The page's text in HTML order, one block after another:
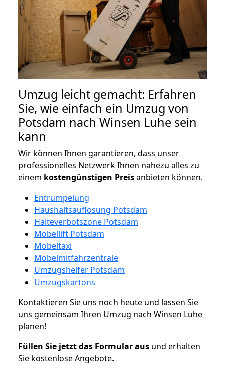
Umzug leicht gemacht: Erfahren
Sie, wie einfach ein Umzug von
Potsdam nach Winsen Luhe sein
kann
Wir können Ihnen garantieren, dass unser
professionelles Netzwerk Ihnen nahezu alles zu
einem kostengünstigen Preisanbieten können.
Entrümpelung
Haushaltsauflösung Potsdam
Halteverbotszone Potsdam
Möbellift Potsdam
Möbeltaxi
Möbelmitfahrzentrale
Umzugshelfer Potsdam
Umzugskartons
Kontaktieren Sie uns noch heute und lassen Sie
uns gemeinsam Ihren Umzug nach Winsen Luhe
planen!
Füllen Sie jetzt das Formular aus und erhalten
Sie kostenlose Angebote.